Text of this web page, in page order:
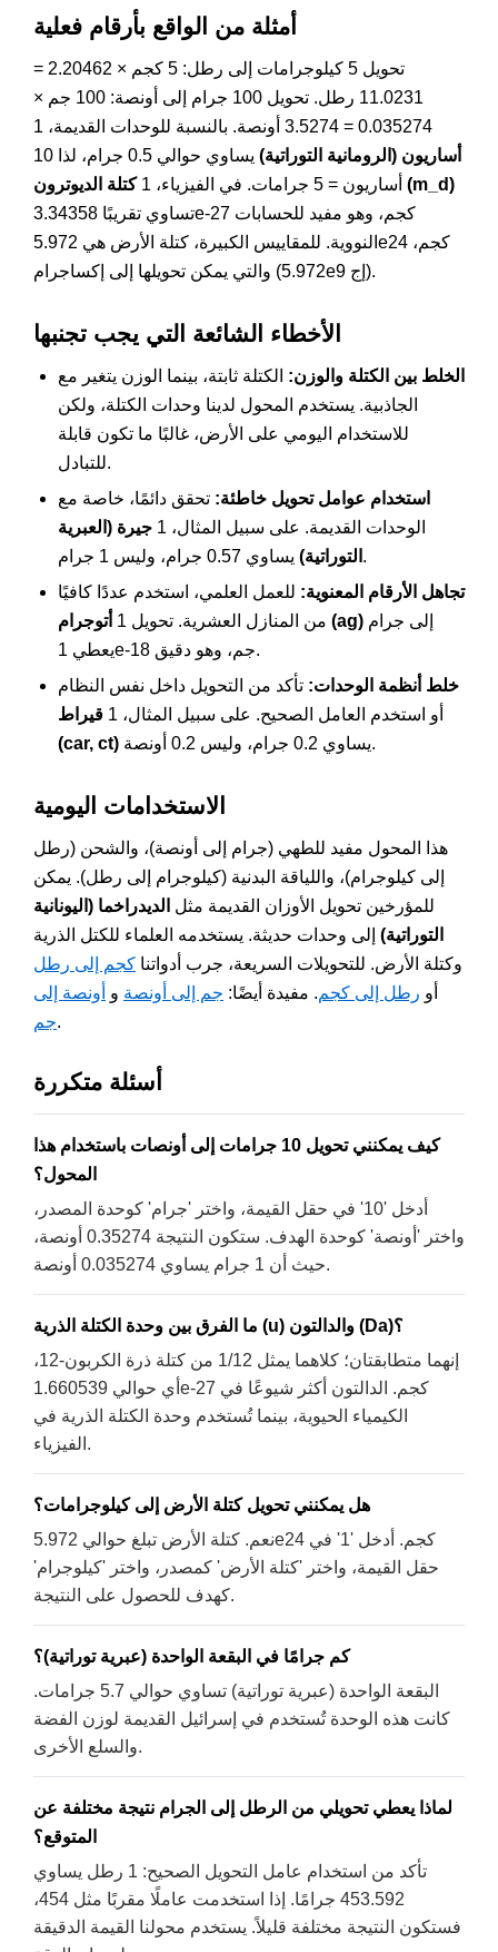
أمثلة من الواقع بأرقام فعلية
تحويل 5 كيلوجرامات إلى رطل: 5 كجم × 2.20462 =
11.0231 رطل. تحويل 100 جرام إلى أونصة: 100 جم ×
0.035274 = 3.5274 أونصة. بالنسبة للوحدات القديمة، 1
أساريون (الرومانية التوراتية)
يساوي حوالي 0.5 جرام، لذا 10
أساريون = 5 جرامات. في الفيزياء، 1 كتلة الديوترون (m_d)
تساوي تقريبًا 3.34358e-27 كجم، وهو مفيد للحسابات
النووية. للمقاييس الكبيرة، كتلة الأرض هي 5.972e24 كجم،
والتي يمكن تحويلها إلى إكساجرام (5.972e9 إج).
الأخطاء الشائعة التي يجب تجنبها
الخلط بين الكتلة والوزن: الكتلة ثابتة، بينما الوزن يتغير مع
الجاذبية. يستخدم المحول لدينا وحدات الكتلة، ولكن
للاستخدام اليومي على الأرض، غالبًا ما تكون قابلة
للتبادل.
استخدام عوامل تحويل خاطئة: تحقق دائمًا، خاصة مع
الوحدات القديمة. على سبيل المثال، 1
جيرة (العبرية
التوراتية) يساوي 0.57 جرام، وليس 1 جرام.
تجاهل الأرقام المعنوية: للعمل العلمي، استخدم عددًا كافيًا
من المنازل العشرية. تحويل 1 أتوجرام (ag)
يعطي 1e-18 جم، وهو دقيق.
خلط أنظمة الوحدات: تأكد من التحويل داخل نفس النظام
أو استخدم العامل الصحيح. على سبيل المثال، 1
قيراط
(car, ct)
يساوي 0.2 جرام، وليس 0.2 أونصة.
الاستخدامات اليومية
هذا المحول مفيد للطهي (جرام إلى أونصة)، والشحن (رطل
إلى كيلوجرام)، واللياقة البدنية (كيلوجرام إلى رطل). يمكن
للمؤرخين تحويل الأوزان القديمة مثل الديدراخما (اليونانية
التوراتية) إلى وحدات حديثة. يستخدمه العلماء للكتل الذرية
وكتلة الأرض. للتحويلات السريعة، جرب أدواتنا كجم إلى رطل
أو رطل إلى كجم. مفيدة أيضًا: جم إلى أونصة و أونصة إلى
جم.
أسئلة متكررة
كيف يمكنني تحويل 10 جرامات إلى أونصات باستخدام هذا
المحول؟
أدخل '10' في حقل القيمة، واختر 'جرام' كوحدة المصدر،
واختر 'أونصة' كوحدة الهدف. ستكون النتيجة 0.35274 أونصة،
حيث أن 1 جرام يساوي 0.035274 أونصة.
ما الفرق بين وحدة الكتلة الذرية (u) والدالتون (Da)؟
إنهما متطابقتان؛ كلاهما يمثل 1/12 من كتلة ذرة الكربون-12،
أي حوالي 1.660539e-27 كجم. الدالتون أكثر شيوعًا في
الكيمياء الحيوية، بينما تُستخدم وحدة الكتلة الذرية في
الفيزياء.
هل يمكنني تحويل كتلة الأرض إلى كيلوجرامات؟
نعم. كتلة الأرض تبلغ حوالي 5.972e24 كجم. أدخل '1' في
حقل القيمة، واختر 'كتلة الأرض' كمصدر، واختر 'كيلوجرام'
كهدف للحصول على النتيجة.
كم جرامًا في البقعة الواحدة (عبرية توراتية)؟
البقعة الواحدة (عبرية توراتية) تساوي حوالي 5.7 جرامات.
كانت هذه الوحدة تُستخدم في إسرائيل القديمة لوزن الفضة
والسلع الأخرى.
لماذا يعطي تحويلي من الرطل إلى الجرام نتيجة مختلفة عن
المتوقع؟
تأكد من استخدام عامل التحويل الصحيح: 1 رطل يساوي
453.592 جرامًا. إذا استخدمت عاملًا مقربًا مثل 454،
فستكون النتيجة مختلفة قليلاً. يستخدم محولنا القيمة الدقيقة